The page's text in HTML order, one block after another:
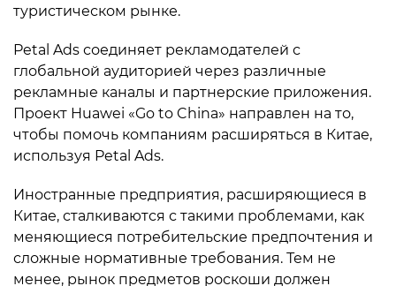
туристическом рынке.
Petal Ads соединяет рекламодателей с
глобальной аудиторией через различные
рекламные каналы и партнерские приложения.
Проект Huawei «Go to China» направлен на то,
чтобы помочь компаниям расширяться в Китае,
используя Petal Ads.
Иностранные предприятия, расширяющиеся в
Китае, сталкиваются с такими проблемами, как
меняющиеся потребительские предпочтения и
сложные нормативные требования. Тем не
менее, рынок предметов роскоши должен